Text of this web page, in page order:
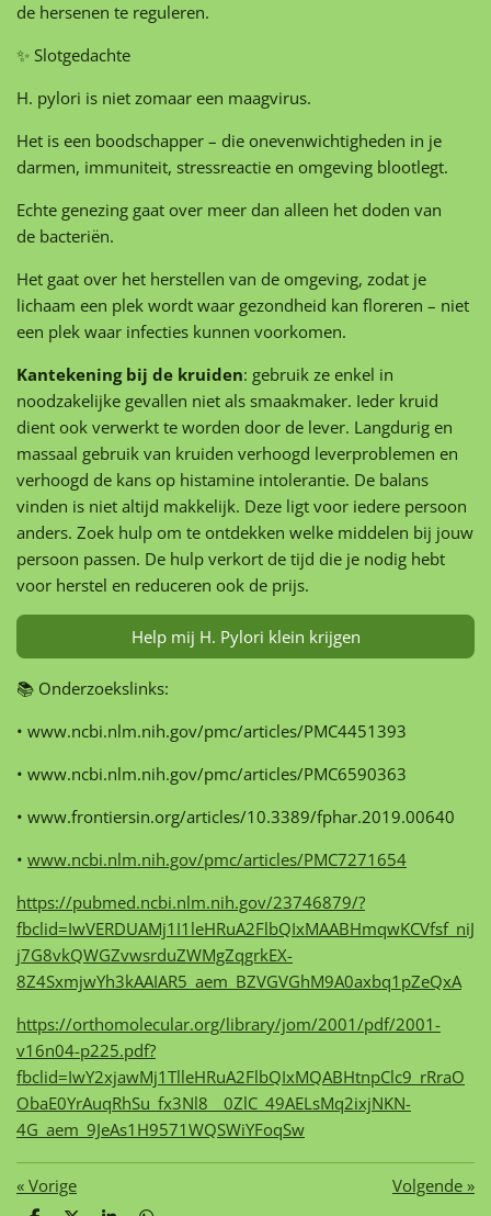
de hersenen te reguleren.
✨ Slotgedachte
H. pylori is niet zomaar een maagvirus.
Het is een boodschapper – die onevenwichtigheden in je
darmen, immuniteit, stressreactie en omgeving blootlegt.
Echte genezing gaat over meer dan alleen het doden van
de bacteriën.
Het gaat over het herstellen van de omgeving, zodat je
lichaam een ​​plek wordt waar gezondheid kan floreren – niet
een plek waar infecties kunnen voorkomen.
Kantekening bij de kruiden: gebruik ze enkel in
noodzakelijke gevallen niet als smaakmaker. Ieder kruid
dient ook verwerkt te worden door de lever. Langdurig en
massaal gebruik van kruiden verhoogd leverproblemen en
verhoogd de kans op histamine intolerantie. De balans
vinden is niet altijd makkelijk. Deze ligt voor iedere persoon
anders. Zoek hulp om te ontdekken welke middelen bij jouw
persoon passen. De hulp verkort de tijd die je nodig hebt
voor herstel en reduceren ook de prijs.
Help mij H. Pylori klein krijgen
📚 Onderzoekslinks:
• www.ncbi.nlm.nih.gov/pmc/articles/PMC4451393
• www.ncbi.nlm.nih.gov/pmc/articles/PMC6590363
• www.frontiersin.org/articles/10.3389/fphar.2019.00640
• www.ncbi.nlm.nih.gov/pmc/articles/PMC7271654
https://pubmed.ncbi.nlm.nih.gov/23746879/?
fbclid=IwVERDUAMj1I1leHRuA2FlbQIxMAABHmqwKCVfsf_niJ
j7G8vkQWGZvwsrduZWMgZqgrkEX-
8Z4SxmjwYh3kAAIAR5_aem_BZVGVGhM9A0axbq1pZeQxA
https://orthomolecular.org/library/jom/2001/pdf/2001-
v16n04-p225.pdf?
fbclid=IwY2xjawMj1TlleHRuA2FlbQIxMQABHtnpClc9_rRraO
ObaE0YrAuqRhSu_fx3Nl8__0ZlC_49AELsMq2ixjNKN-
4G_aem_9JeAs1H9571WQSWiYFoqSw
« Vorige Volgende »